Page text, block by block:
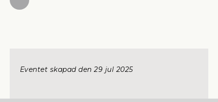
Eventet skapad den 29 jul 2025